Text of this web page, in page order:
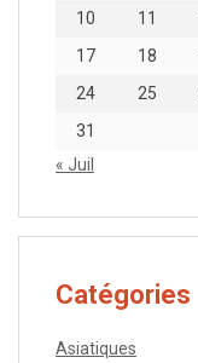
10
11
17
18
24
25
31
« Juil
Catégories
Asiatiques